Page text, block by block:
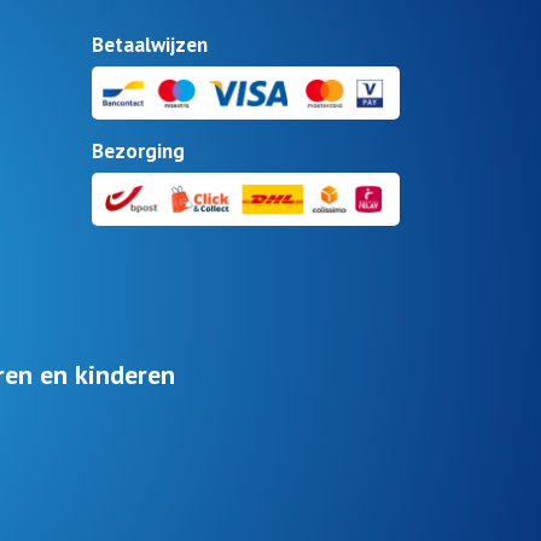
Betaalwijzen
Bezorging
en kinderen